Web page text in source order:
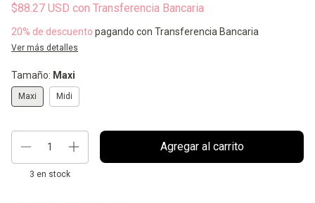
$88.27 USD con Transferencia Bancaria
20% de descuento pagando con Transferencia Bancaria
Ver más detalles
Tamaño: Maxi
Maxi Midi
3 en stock